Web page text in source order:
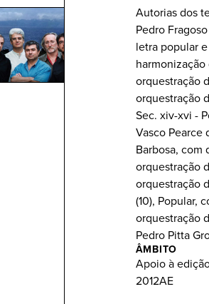
Autorias dos
Pedro
letra popular
harmonização
orquestração
orquestração
Sec. xiv-xvi -
Vasco Pearce
Barbosa, com
orquestração
orquestração
(10), Popular,
orquestração
Pedro Pitta
ÂMBITO
Apoio à
2012AE